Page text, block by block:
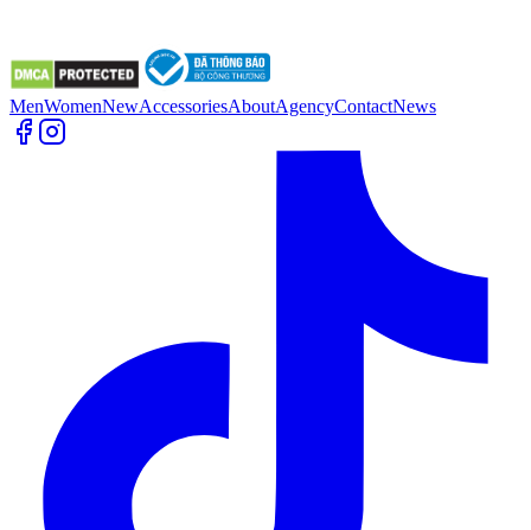
MenWomenNewAccessoriesAboutAgencyContactNews